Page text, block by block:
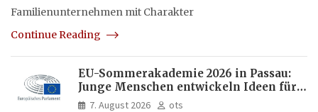
Familienunternehmen mit Charakter
Continue Reading
EU-Sommerakademie 2026 in Passau:
Junge Menschen entwickeln Ideen für
Europas Zukunft
7. August 2026 ots